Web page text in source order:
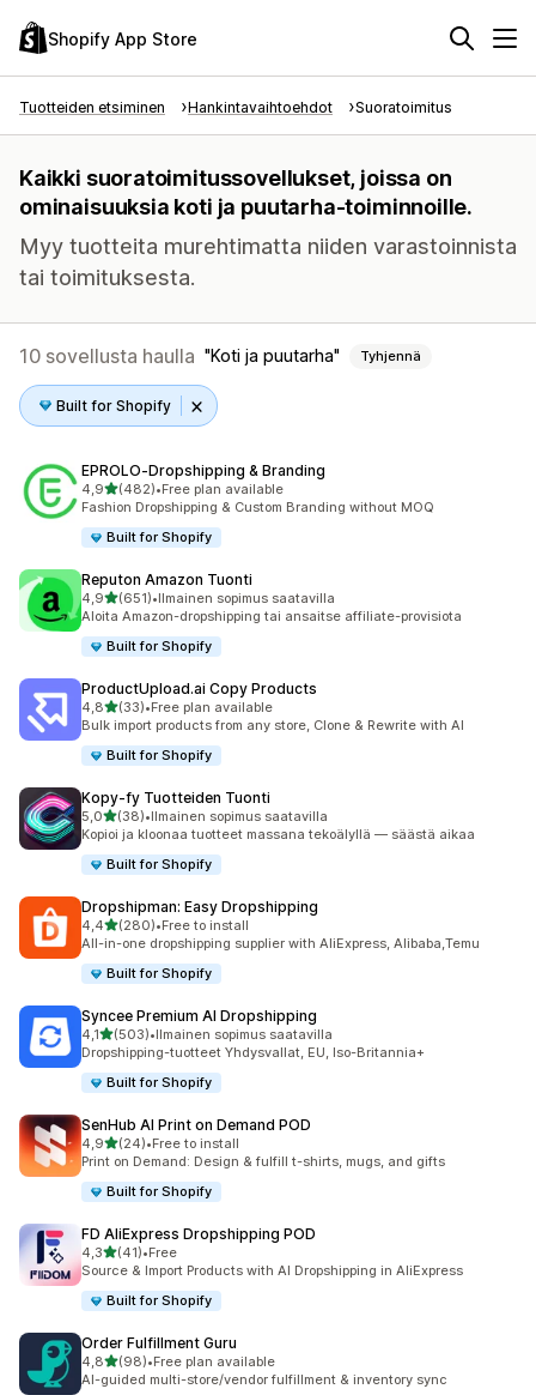
Shopify App Store
Tuotteiden etsiminen Hankintavaihtoehdot Suoratoimitus
Kaikki suoratoimitussovellukset, joissa on
ominaisuuksia koti ja puutarha-toiminnoille.
Myy tuotteita murehtimatta niiden varastoinnista
tai toimituksesta.
10 sovellusta haulla Koti ja puutarha Tyhjennä
Built for Shopify
EPROLO‑Dropshipping & Branding
4,9/ 5 tähteä
(482)
482 arvostelua yhteensä
•Free plan available
Fashion Dropshipping & Custom Branding without MOQ
Built for Shopify
Reputon Amazon Tuonti
4,9/ 5 tähteä
(651)
651 arvostelua yhteensä
•Ilmainen sopimus saatavilla
Aloita Amazon-dropshipping tai ansaitse affiliate-provisiota
Built for Shopify
ProductUpload.ai Copy Products
4,8/ 5 tähteä
(33)
33 arvostelua yhteensä
•Free plan available
Bulk import products from any store, Clone & Rewrite with AI
Built for Shopify
Kopy‑fy Tuotteiden Tuonti
5,0/ 5 tähteä
(38)
38 arvostelua yhteensä
•Ilmainen sopimus saatavilla
Kopioi ja kloonaa tuotteet massana tekoälyllä — säästä aikaa
Built for Shopify
Dropshipman: Easy Dropshipping
4,4/ 5 tähteä
(280)
280 arvostelua yhteensä
•Free to install
All-in-one dropshipping supplier with AliExpress, Alibaba,Temu
Built for Shopify
Syncee Premium AI Dropshipping
4,1/ 5 tähteä
(503)
503 arvostelua yhteensä
•Ilmainen sopimus saatavilla
Dropshipping-tuotteet Yhdysvallat, EU, Iso-Britannia+
Built for Shopify
SenHub AI Print on Demand POD
4,9/ 5 tähteä
(24)
24 arvostelua yhteensä
•Free to install
Print on Demand: Design & fulfill t-shirts, mugs, and gifts
Built for Shopify
FD AliExpress Dropshipping POD
4,3/ 5 tähteä
(41)
41 arvostelua yhteensä
•Free
Source & Import Products with AI Dropshipping in AliExpress
Built for Shopify
Order Fulfillment Guru
4,8/ 5 tähteä
(98)
98 arvostelua yhteensä
•Free plan available
AI-guided multi-store/vendor fulfillment & inventory sync